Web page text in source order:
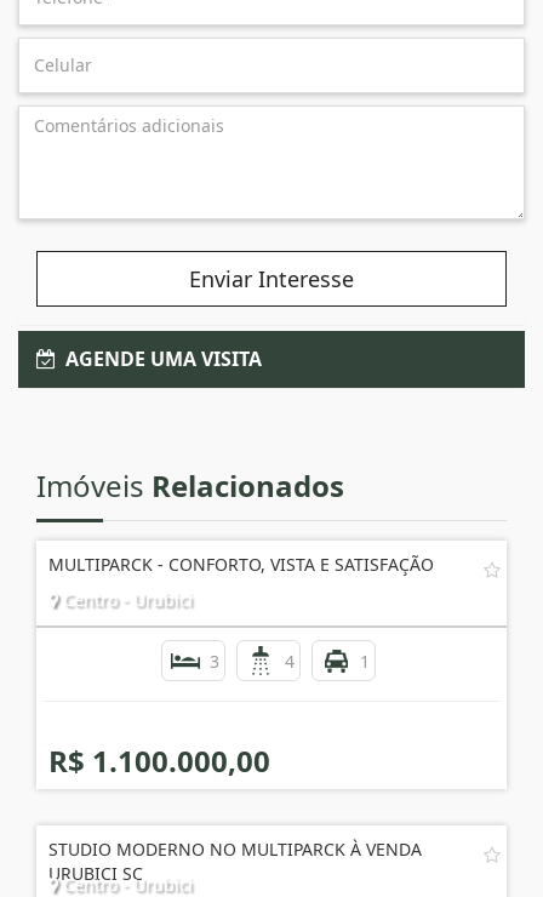
Enviar Interesse
AGENDE UMA VISITA
Imóveis Relacionados
MULTIPARCK - CONFORTO, VISTA E SATISFAÇÃO
Centro - Urubici
3 4 1
R$ 1.100.000,00
STUDIO MODERNO NO MULTIPARCK À VENDA
URUBICI SC
Centro - Urubici